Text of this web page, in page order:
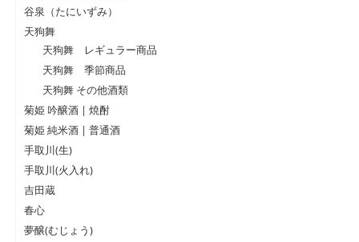
谷泉（たにいずみ）
天狗舞
天狗舞 レギュラー商品
天狗舞 季節商品
天狗舞 その他酒類
菊姫 吟醸酒 | 焼酎
菊姫 純米酒 | 普通酒
手取川(生)
手取川(火入れ)
吉田蔵
春心
夢醸(むじょう)